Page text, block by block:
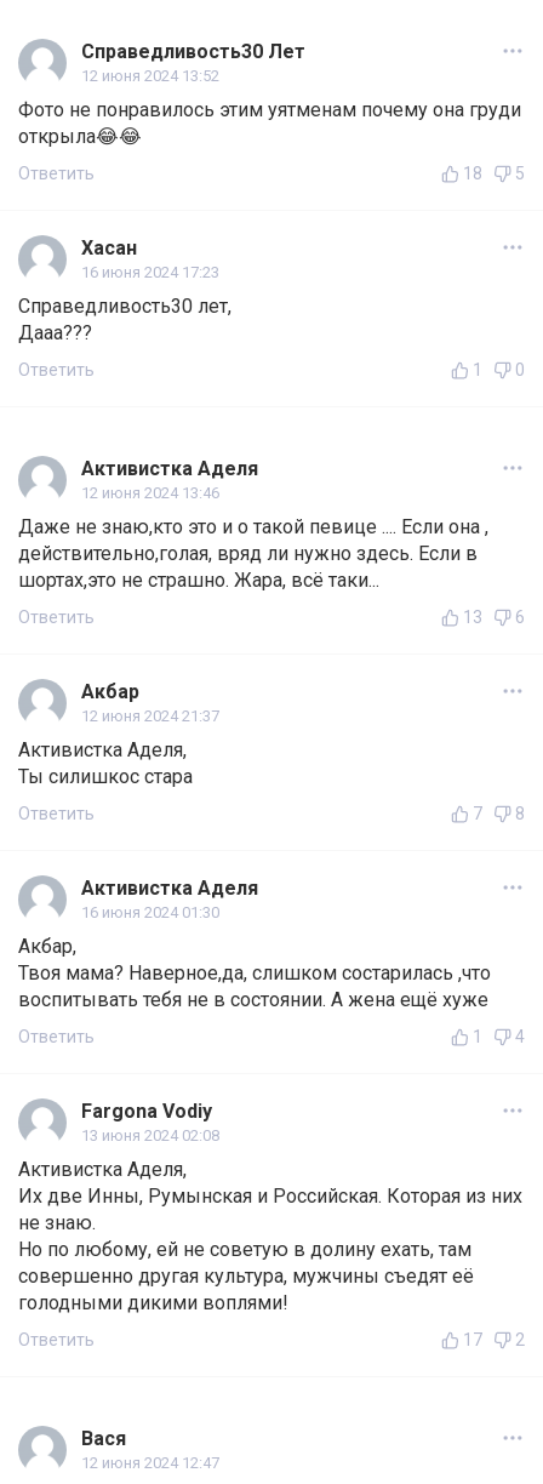
Справедливость30 Лет
12 июня 2024 13:52
Фото не понравилось этим уятменам почему она груди
открыла😂😂
Ответить 18 5
Хасан
16 июня 2024 17:23
Справедливость30 лет,
Дааа???
Ответить 1 0
Активистка Аделя
12 июня 2024 13:46
Даже не знаю,кто это и о такой певице .... Если она ,
действительно,голая, вряд ли нужно здесь. Если в
шортах,это не страшно. Жара, всё таки...
Ответить 13 6
Акбар
12 июня 2024 21:37
Активистка Аделя,
Ты силишкос стара
Ответить 7 8
Активистка Аделя
16 июня 2024 01:30
Акбар,
Твоя мама? Наверное,да, слишком состарилась ,что
воспитывать тебя не в состоянии. А жена ещё хуже
Ответить 1 4
Fargona Vodiy
13 июня 2024 02:08
Активистка Аделя,
Их две Инны, Румынская и Российская. Которая из них
не знаю.
Но по любому, ей не советую в долину ехать, там
совершенно другая культура, мужчины съедят её
голодными дикими воплями!
Ответить 17 2
Вася
12 июня 2024 12:47